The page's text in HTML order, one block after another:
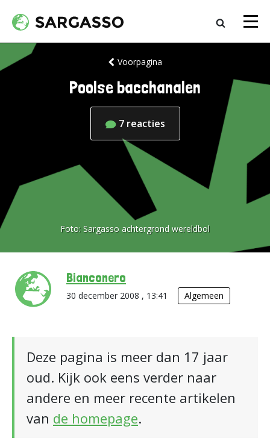
Voorpagina
Poolse bacchanalen
7 reacties
Foto: Sargasso achtergrond wereldbol
Bianconero
30 december 2008 , 13:41 Algemeen
Deze pagina is meer dan 17 jaar
oud. Kijk ook eens verder naar
andere en meer recente artikelen
van de homepage.